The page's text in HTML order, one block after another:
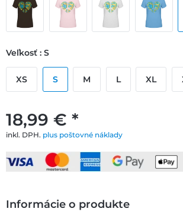
18,99 € *
inkl. DPH. plus poštovné náklady
Veľkosť : S
XS S M L XL
Informácie o produkte